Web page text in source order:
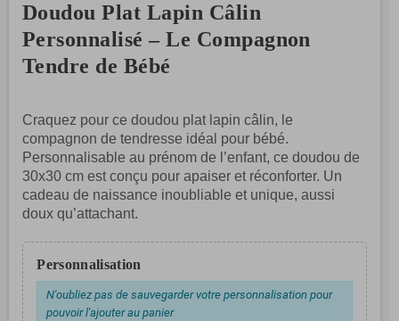
Doudou Plat Lapin Câlin
Personnalisé – Le Compagnon
Tendre de Bébé
Craquez pour ce doudou plat lapin câlin, le
compagnon de tendresse idéal pour bébé.
Personnalisable au prénom de l’enfant, ce doudou de
30x30 cm est conçu pour apaiser et réconforter. Un
cadeau de naissance inoubliable et unique, aussi
doux qu’attachant.
Personnalisation
N'oubliez pas de sauvegarder votre personnalisation pour
pouvoir l'ajouter au panier